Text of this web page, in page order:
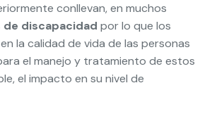
conllevan, en muchos
discapacidad por lo que los
la calidad de vida de las personas
el manejo y tratamiento de estos
el impacto en su nivel de